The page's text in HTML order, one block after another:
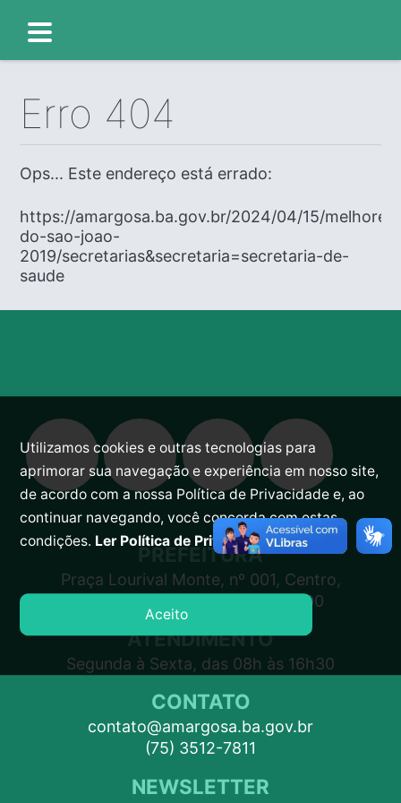
Erro 404
Ops... Este endereço está errado:
https://amargosa.ba.gov.br/2024/04/15/
do-sao-joao-
2019/secretarias&secretaria=secretaria-de-
saude
PREFEITURA
Praça Lourival Monte, nº 001, Centro,
Amargosa – BA, CEP 45300-000
ATENDIMENTO
Segunda à Sexta, das 08h às 16h30
CONTATO
contato@amargosa.ba.gov.br
(75) 3512-7811
NEWSLETTER
Utilizamos cookies e outras tecnologias para
aprimorar sua navegação e experiência em nosso site,
de acordo com a nossa Política de Privacidade e, ao
continuar navegando, você concorda com estas
condições. Ler Política de Privacidade.
Aceito